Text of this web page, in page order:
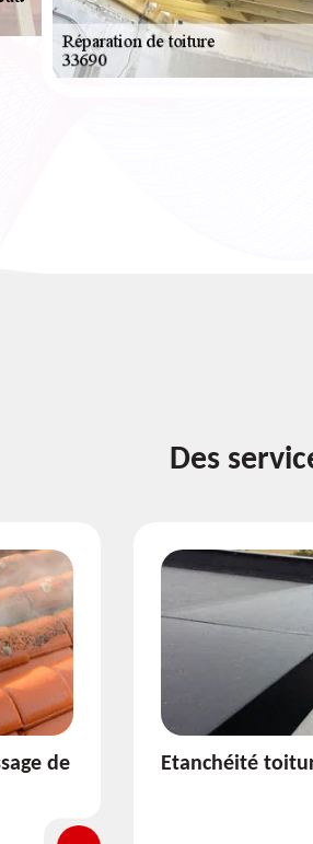
Des
Réparation de